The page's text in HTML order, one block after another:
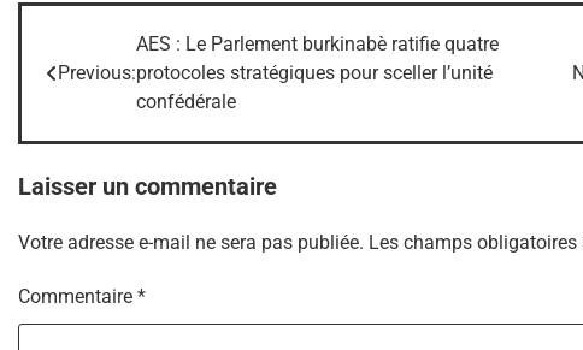
Navigation
l’article
Previous:
AES : Le Parlement burkinabè ratifie quatre
protocoles stratégiques pour sceller l’unité
confédérale
Laisser un commentaire
Votre adresse e-mail ne sera pas publiée. Les champs
Commentaire *